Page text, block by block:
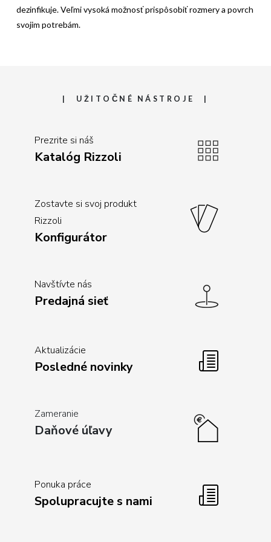
dezinfikuje. Veľmi vysoká možnosť prispôsobiť rozmery a povrch
svojim potrebám.
UŽITOČNÉ NÁSTROJE
Prezrite si náš
Katalóg Rizzoli
Zostavte si svoj produkt
Rizzoli
Konfigurátor
Navštívte nás
Predajná sieť
Aktualizácie
Posledné novinky
Zameranie
Daňové úľavy
Ponuka práce
Spolupracujte s nami